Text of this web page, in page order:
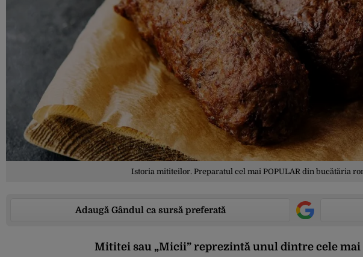
Istoria mititeilor. Preparatul cel mai POPULAR din bucătăria
Adaugă Gândul ca sursă preferată
Mititei sau „Micii” reprezintă unul dintre cele